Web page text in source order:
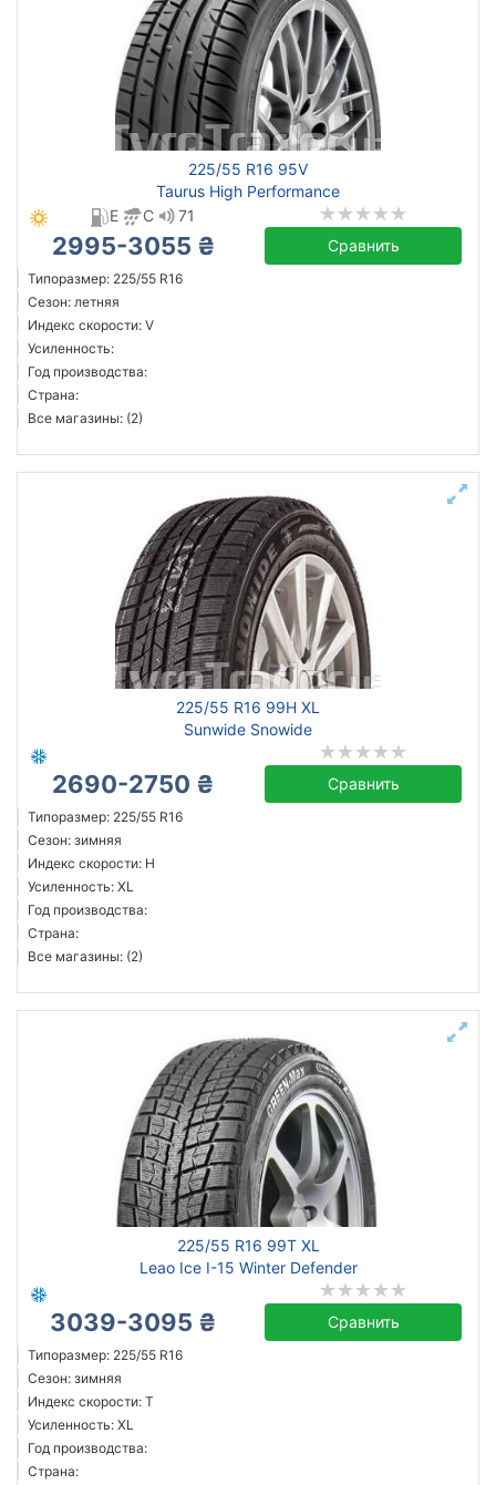
225/55 R16 95V
Taurus High Performance
E
C 71
2995-3055 ₴ Сравнить
Типоразмер: 225/55 R16
Сезон: летняя
Индекс скорости: V
Усиленность:
Год производства:
Страна:
Все магазины: (2)
225/55 R16 99H XL
Sunwide Snowide
2690-2750 ₴ Сравнить
Типоразмер: 225/55 R16
Сезон: зимняя
Индекс скорости: H
Усиленность: XL
Год производства:
Страна:
Все магазины: (2)
225/55 R16 99T XL
Leao Ice I-15 Winter Defender
3039-3095 ₴ Сравнить
Типоразмер: 225/55 R16
Сезон: зимняя
Индекс скорости: T
Усиленность: XL
Год производства:
Страна: